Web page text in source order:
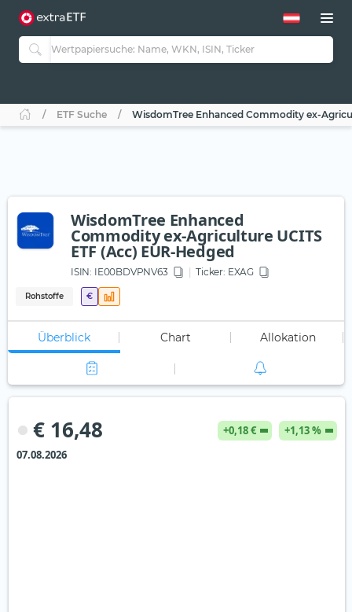
ETF Suche WisdomTree Enhanced Commodity ex-
WisdomTree Enhanced
Commodity ex-Agriculture UCITS
ETF (Acc) EUR-Hedged
ISIN: IE00BDVPNV63 Ticker: EXAG
Rohstoffe €
Überblick Chart Allokation
€ 16,48 +0,18 €
+1,13 %
07.08.2026